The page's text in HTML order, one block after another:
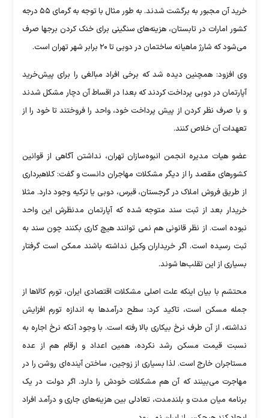
خرید آن مجبور به برگشت شدند. به طور مثال با توجه به گرمای ۵۵ درجه
کشور امارات در تابستان، هزینه‌های سنگینی برای خنک کردن برجها صرف
می‌شود که شارژ ماهیانه ساختمان در دوبی تا ۲۰ برابر شهر تهران است.
وی افزود: همچنین دیده شد که برخی افراد مبالغی را برای پیش‌خرید
آپارتمان در دوبی پرداخت کردند که بعدا در اقساط آن دچار مشکل شدند
و با صرف نظر کردن از پیش پرداخت خود، واحد را فروختند تا خود را از
تعهدات آن خلاص کنند.
عضو هیات مدیره انجمن انبوه‌سازان تهران، نداشتن آگاهی از قوانین
کشورهای مقصد را از دیگر مشکلات مهاجران دانست و گفت: کلاهبرداری
از طریق فروش املاک در گرجستان، قبرس، دوبی یا ترکیه وجود دارد. مثلا
خریدار بعد از ثبت سند متوجه شده که آپارتمان مدنظرش این واحد
نبوده است. از نظر قانونی هم نمی توانند هیچ کاری بکنند چون سند به
ثبت رسیده است. اگر خریداران وکیل نداشته باشند ممکن است گرفتار
بسیاری از این تقلب‌ها شوند.
محتشم با بیان اینکه علت اصلی مشکلات اقتصادی ایران، تورم کالاها از
جمله مسکن است، تاکید کرد: سطح درآمدها به اندازه تورم افزایش
نداشته، از آن طرف نرخ بیکاری بالا رفته است. با وجود آنکه نرخ اجاره به
نسبت قیمت مسکن رشد نکرده، همین اعداد و ارقام هم از عده
مستاجران خارج است. لذا بسیاری از زوجین، ساختن آینده‌ای روشن را در
مهاجرت می‌بینند که آن هم مشکلات خودش را دارد. اگر دولت در یک
برنامه میان مدت و بلندمدت، تعادلی بین هزینه‌های جاری و درآمد افراد